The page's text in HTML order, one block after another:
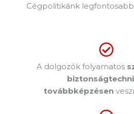
Cégpolitikánk
A dolgozók folyamatos
továbbképzésen